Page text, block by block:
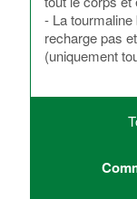
- La
recharge pas
(uniquement